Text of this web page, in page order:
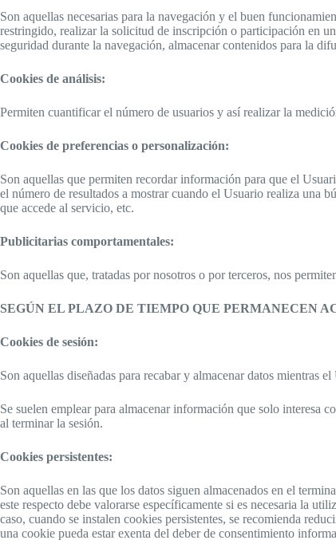
Son aquellas necesarias para la navegación y el buen
restringido, realizar la solicitud de inscripción o participación en
seguridad durante la navegación, almacenar contenidos para la
Cookies de análisis:
Permiten cuantificar el número de usuarios y así realizar la
Cookies de preferencias o personalización:
Son aquellas que permiten recordar información para que el
el número de resultados a mostrar cuando el Usuario realiza una
que accede al servicio, etc.
Publicitarias comportamentales:
Son aquellas que, tratadas por nosotros o por terceros, nos
SEGÚN EL PLAZO DE TIEMPO QUE PERMANECEN
Cookies de sesión:
Son aquellas diseñadas para recabar y almacenar datos mientras
Se suelen emplear para almacenar información que solo interesa
al terminar la sesión.
Cookies persistentes:
Son aquellas en las que los datos siguen almacenados en el
este respecto debe valorarse específicamente si es necesaria la
caso, cuando se instalen cookies persistentes, se recomienda
una cookie pueda estar exenta del deber de consentimiento